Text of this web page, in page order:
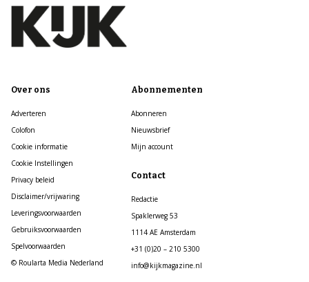
Over ons
Adverteren
Colofon
Cookie informatie
Cookie Instellingen
Privacy beleid
Disclaimer/vrijwaring
Leveringsvoorwaarden
Gebruiksvoorwaarden
Spelvoorwaarden
© Roularta Media Nederland
Abonnementen
Abonneren
Nieuwsbrief
Mijn account
Contact
Redactie
Spaklerweg 53
1114 AE Amsterdam
+31 (0)20 – 210 5300
info@kijkmagazine.nl